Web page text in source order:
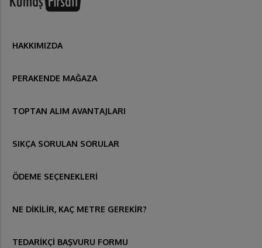
HAKKIMIZDA
PERAKENDE MAĞAZA
TOPTAN ALIM AVANTAJLARI
SIKÇA SORULAN SORULAR
ÖDEME SEÇENEKLERİ
NE DİKİLİR, KAÇ METRE GEREKİR?
TEDARİKÇİ BAŞVURU FORMU